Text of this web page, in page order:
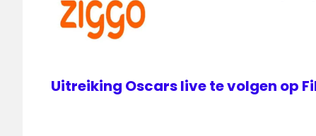
Uitreiking Oscars live te volgen op